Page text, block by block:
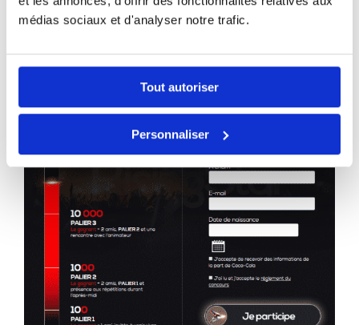
médias sociaux et d'analyser notre trafic.
Tout autoriser
Personnaliser